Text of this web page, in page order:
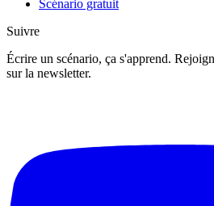
Scénario gratuit
Suivre
Écrire un scénario, ça s'apprend.
sur la newsletter.